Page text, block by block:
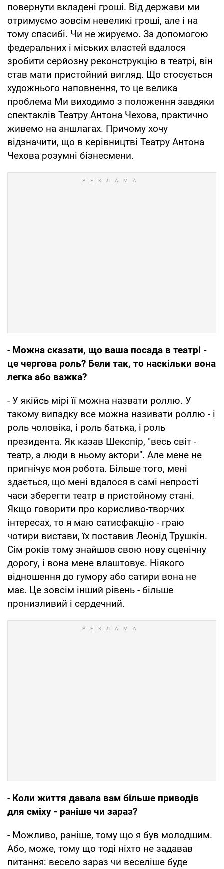
повернути вкладені гроші. Від держави ми
отримуємо зовсім невеликі гроші, але і на
тому спасибі. Чи не жируємо. За допомогою
федеральних і міських властей вдалося
зробити серйозну реконструкцію в театрі, він
став мати пристойний вигляд. Що стосується
художнього наповнення, то це велика
проблема Ми виходимо з положення завдяки
спектаклів Театру Антона Чехова, практично
живемо на аншлагах. Причому хочу
відзначити, що в керівництві Театру Антона
Чехова розумні бізнесмени.
- Можна сказати, що ваша посада в театрі -
це чергова роль? Бели так, то наскільки вона
легка або важка?
- У якійсь мірі її можна назвати роллю. У
такому випадку все можна називати роллю - і
роль чоловіка, і роль батька, і роль
президента. Як казав Шекспір, "весь світ -
театр, а люди в ньому актори". Але мене не
пригнічує моя робота. Більше того, мені
здається, що мені вдалося в самі непрості
часи зберегти театр в пристойному стані.
Якщо говорити про корисливо-творчих
інтересах, то я маю сатисфакцію - граю
чотири вистави, їх поставив Леонід Трушкін.
Сім років тому знайшов свою нову сценічну
дорогу, і вона мене влаштовує. Ніякого
відношення до гумору або сатири вона не
має. Це зовсім інший рівень - більше
пронизливий і сердечний.
- Коли життя давала вам більше приводів
для сміху - раніше чи зараз?
- Можливо, раніше, тому що я був молодшим.
Або, може, тому що тоді ніхто не задавав
питання: весело зараз чи веселіше буде